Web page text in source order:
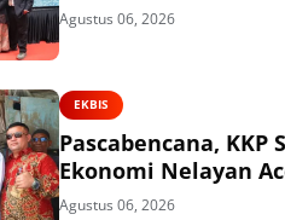
Agustus 06, 2026
EKBIS
Pascabencana,
Ekonomi Nelayan
Agustus 06, 2026